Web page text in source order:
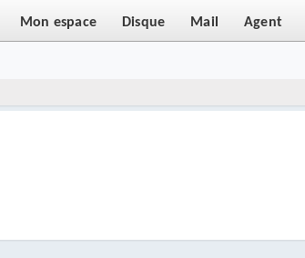
Mon espace Disque Mail Agent